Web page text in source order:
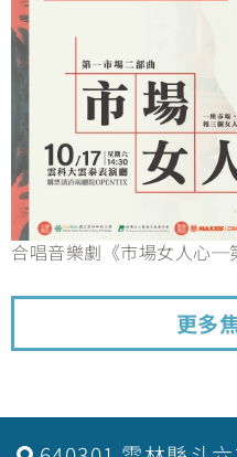
合唱音樂劇《市場女人心─
更多